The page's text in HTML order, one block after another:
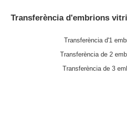
Transferència d'embrions
Transferència d'1
Transferència de 2
Transferència de 3